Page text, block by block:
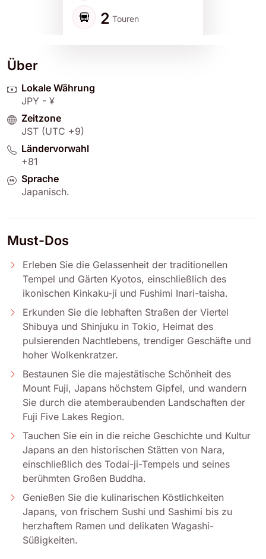
2 Touren
Über
Lokale Währung
JPY - ¥
Zeitzone
JST (UTC +9)
Ländervorwahl
+81
Sprache
Japanisch.
Must-Dos
Erleben Sie die Gelassenheit der traditionellen
Tempel und Gärten Kyotos, einschließlich des
ikonischen Kinkaku-ji und Fushimi Inari-taisha.
Erkunden Sie die lebhaften Straßen der Viertel
Shibuya und Shinjuku in Tokio, Heimat des
pulsierenden Nachtlebens, trendiger Geschäfte und
hoher Wolkenkratzer.
Bestaunen Sie die majestätische Schönheit des
Mount Fuji, Japans höchstem Gipfel, und wandern
Sie durch die atemberaubenden Landschaften der
Fuji Five Lakes Region.
Tauchen Sie ein in die reiche Geschichte und Kultur
Japans an den historischen Stätten von Nara,
einschließlich des Todai-ji-Tempels und seines
berühmten Großen Buddha.
Genießen Sie die kulinarischen Köstlichkeiten
Japans, von frischem Sushi und Sashimi bis zu
herzhaftem Ramen und delikaten Wagashi-
Süßigkeiten.